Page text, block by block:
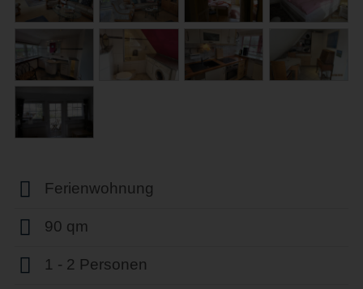
Ferienwohnung
90 qm
1 - 2 Personen